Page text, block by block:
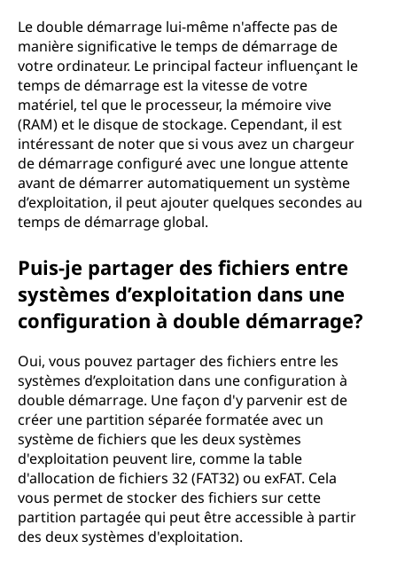
Le double démarrage lui-même n'affecte pas de
manière significative le temps de démarrage de
votre ordinateur. Le principal facteur influençant le
temps de démarrage est la vitesse de votre
matériel, tel que le processeur, la mémoire vive
(RAM) et le disque de stockage. Cependant, il est
intéressant de noter que si vous avez un chargeur
de démarrage configuré avec une longue attente
avant de démarrer automatiquement un système
d’exploitation, il peut ajouter quelques secondes au
temps de démarrage global.
Puis-je partager des fichiers entre
systèmes d’exploitation dans une
configuration à double démarrage?
Oui, vous pouvez partager des fichiers entre les
systèmes d’exploitation dans une configuration à
double démarrage. Une façon d'y parvenir est de
créer une partition séparée formatée avec un
système de fichiers que les deux systèmes
d'exploitation peuvent lire, comme la table
d'allocation de fichiers 32 (FAT32) ou exFAT. Cela
vous permet de stocker des fichiers sur cette
partition partagée qui peut être accessible à partir
des deux systèmes d'exploitation.